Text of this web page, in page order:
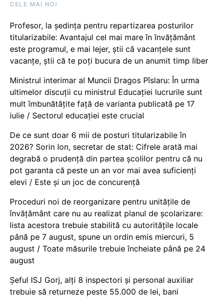
CELE MAI NOI
Profesor, la ședința pentru repartizarea posturilor
titularizabile: Avantajul cel mai mare în învățământ
este programul, e mai lejer, știi că vacanțele sunt
vacanţe, știi că te poți bucura de un anumit timp liber
Ministrul interimar al Muncii Dragos Pîslaru: În urma
ultimelor discuții cu ministrul Educației lucrurile sunt
mult îmbunătățite față de varianta publicată pe 17
iulie / Sectorul educației este crucial
De ce sunt doar 6 mii de posturi titularizabile în
2026? Sorin Ion, secretar de stat: Cifrele arată mai
degrabă o prudență din partea școlilor pentru că nu
pot garanta că peste un an vor mai avea suficienți
elevi / Este și un joc de concurență
Proceduri noi de reorganizare pentru unitățile de
învățământ care nu au realizat planul de școlarizare:
lista acestora trebuie stabilită cu autoritățile locale
până pe 7 august, spune un ordin emis miercuri, 5
august / Toate măsurile trebuie încheiate până pe 24
august
Șeful ISJ Gorj, alți 8 inspectori și personal auxiliar
trebuie să returneze peste 55.000 de lei, bani